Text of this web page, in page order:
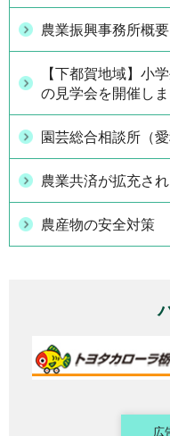
農業振興事務所概要
【下都賀地域】小
の見学会を開催しま
園芸総合相談所（
農業共済が拡充さ
農産物の安全対策
広